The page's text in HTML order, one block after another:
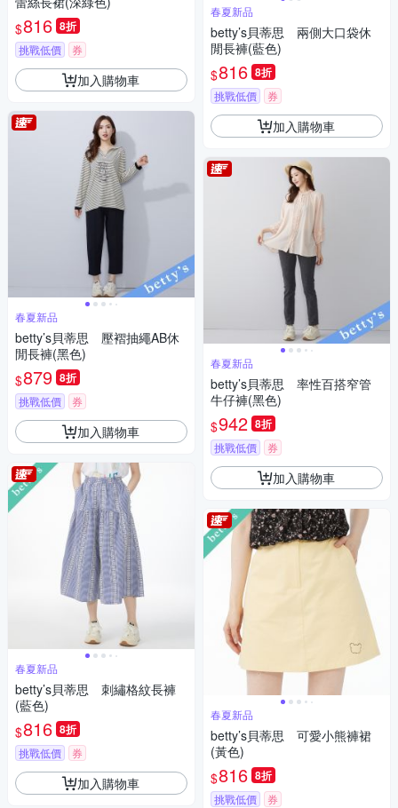
$816 8折
挑戰低價 券
加入購物車
春夏新品
betty’s貝蒂思 壓褶抽繩AB休
閒長褲(黑色)
$879 8折
挑戰低價 券
加入購物車
春夏新品
betty’s貝蒂思 刺繡格紋長褲
(藍色)
$816 8折
挑戰低價 券
加入購物車
春夏新品
betty’s貝蒂思 兩側大口袋休
閒長褲(藍色)
$816 8折
挑戰低價 券
加入購物車
春夏新品
betty’s貝蒂思 率性百搭窄管
牛仔褲(黑色)
$942 8折
挑戰低價 券
加入購物車
春夏新品
betty’s貝蒂思 可愛小熊褲裙
(黃色)
$816 8折
挑戰低價 券